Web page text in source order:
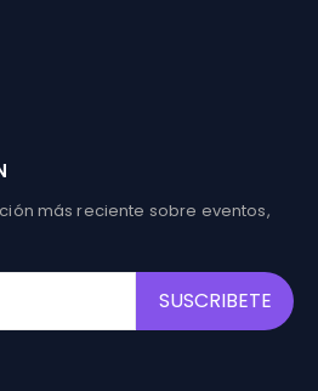
más reciente sobre eventos,